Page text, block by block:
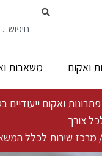
ואקום משאבות
צורך
שירות לכלל